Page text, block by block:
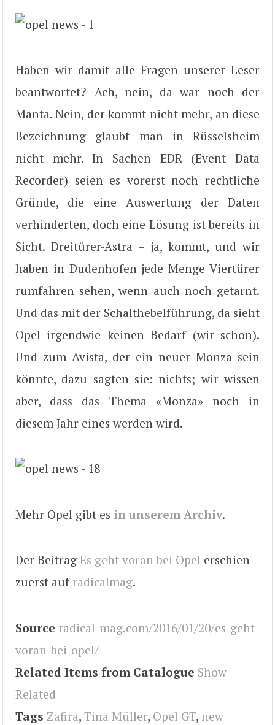
Haben wir damit alle Fragen unserer Leser
beantwortet? Ach, nein, da war noch der
Manta. Nein, der kommt nicht mehr, an diese
Bezeichnung glaubt man in Rüsselsheim
nicht mehr. In Sachen EDR (Event Data
Recorder) seien es vorerst noch rechtliche
Gründe, die eine Auswertung der Daten
verhinderten, doch eine Lösung ist bereits in
Sicht. Dreitürer-Astra – ja, kommt, und wir
haben in Dudenhofen jede Menge Viertürer
rumfahren sehen, wenn auch noch getarnt.
Und das mit der Schalthebelführung, da sieht
Opel irgendwie keinen Bedarf (wir schon).
Und zum Avista, der ein neuer Monza sein
könnte, dazu sagten sie: nichts; wir wissen
aber, dass das Thema «Monza» noch in
diesem Jahr eines werden wird.
Mehr Opel gibt es in unserem Archiv.
Der Beitrag Es geht voran bei Opel erschien
zuerst auf radicalmag.
Source radical-mag.com/2016/01/20/es-geht-
voran-bei-opel/
Related Items from Catalogue Show
Related
Tags Zafira, Tina Müller, Opel GT, new